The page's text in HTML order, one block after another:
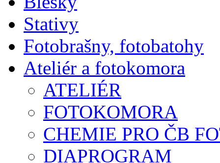
Stativy
Fotobrašny, fotobatohy
Ateliér a fotokomora
ATELIÉR
FOTOKOMORA
CHEMIE PRO ČB
DIAPROGRAM